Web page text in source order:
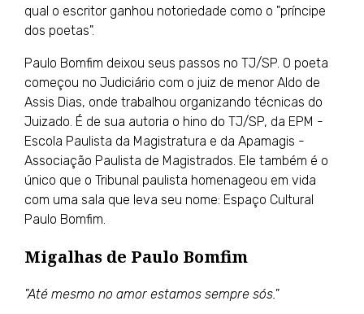
qual o escritor ganhou notoriedade como o "príncipe
dos poetas".
Paulo Bomfim deixou seus passos no TJ/SP. O poeta
começou no Judiciário com o juiz de menor Aldo de
Assis Dias, onde trabalhou organizando técnicas do
Juizado. É de sua autoria o hino do TJ/SP, da EPM -
Escola Paulista da Magistratura e da Apamagis -
Associação Paulista de Magistrados. Ele também é o
único que o Tribunal paulista homenageou em vida
com uma sala que leva seu nome: Espaço Cultural
Paulo Bomfim.
Migalhas de Paulo Bomfim
"Até mesmo no amor estamos sempre sós."